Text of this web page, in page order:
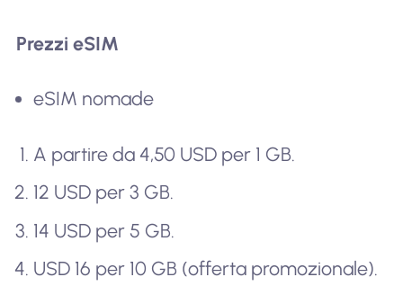
Prezzi eSIM
eSIM nomade
A partire da 4,50 USD per 1 GB.
12 USD per 3 GB.
14 USD per 5 GB.
USD 16 per 10 GB (offerta promozionale).